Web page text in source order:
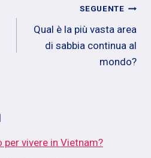
SEGUENTE
Qual è la più vasta area
di sabbia continua al
mondo?
vivere in Vietnam?